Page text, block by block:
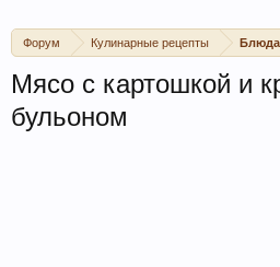
Форум Кулинарные рецепты Блюда
Мясо с картошкой и
бульоном